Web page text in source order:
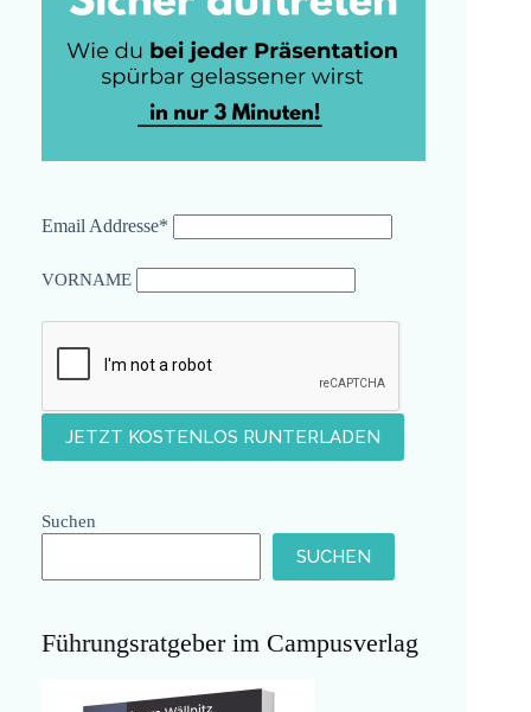
Email Addresse*
VORNAME
Suchen
SUCHEN
Führungsratgeber im Campusverlag